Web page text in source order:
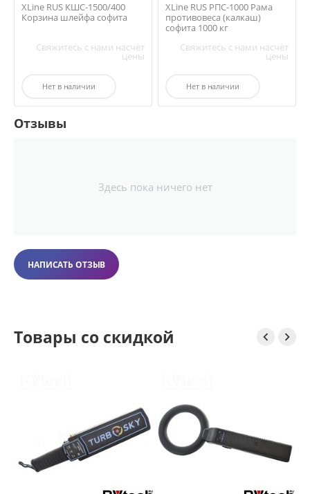
XLine RUS КШС-1500/400
Корзина шлейфа софита
Свяжитесь с нами насчёт
цены
Нет в наличии
XLine RUS РПС-1000 Рама
противовеса (калкаш)
софита 1000 кг
Свяжитесь с нами насчёт
цены
Нет в наличии
Отзывы
Здесь пока ничего нет
НАПИСАТЬ ОТЗЫВ
Товары со скидкой  